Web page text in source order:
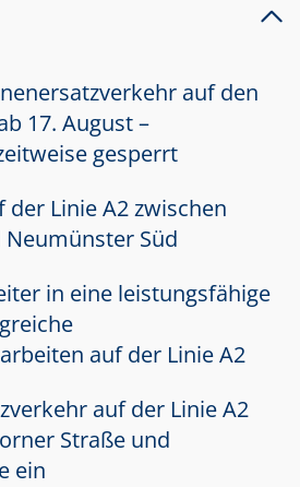
auf den
17. August –
gesperrt
der Linie A2 zwischen
Neumünster Süd
in eine leistungsfähige
auf der Linie A2
auf der Linie A2
Straße und
ein